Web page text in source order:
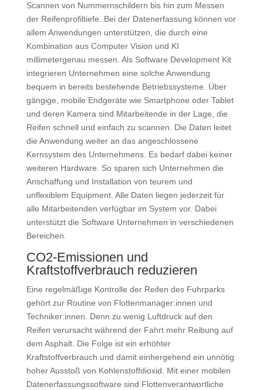
Scannen von Nummernschildern bis hin zum Messen
der Reifenprofiltiefe. Bei der Datenerfassung können vor
allem Anwendungen unterstützen, die durch eine
Kombination aus Computer Vision und KI
millimetergenau messen. Als Software Development Kit
integrieren Unternehmen eine solche Anwendung
bequem in bereits bestehende Betriebssysteme. Über
gängige, mobile Endgeräte wie Smartphone oder Tablet
und deren Kamera sind Mitarbeitende in der Lage, die
Reifen schnell und einfach zu scannen. Die Daten leitet
die Anwendung weiter an das angeschlossene
Kernsystem des Unternehmens. Es bedarf dabei keiner
weiteren Hardware. So sparen sich Unternehmen die
Anschaffung und Installation von teurem und
unflexiblem Equipment. Alle Daten liegen jederzeit für
alle Mitarbeitenden verfügbar im System vor. Dabei
unterstützt die Software Unternehmen in verschiedenen
Bereichen.
CO2-Emissionen und
Kraftstoffverbrauch reduzieren
Eine regelmäßige Kontrolle der Reifen des Fuhrparks
gehört zur Routine von Flottenmanager:innen und
Techniker:innen. Denn zu wenig Luftdruck auf den
Reifen verursacht während der Fahrt mehr Reibung auf
dem Asphalt. Die Folge ist ein erhöhter
Kraftstoffverbrauch und damit einhergehend ein unnötig
hoher Ausstoß von Kohlenstoffdioxid. Mit einer mobilen
Datenerfassungssoftware sind Flottenverantwortliche